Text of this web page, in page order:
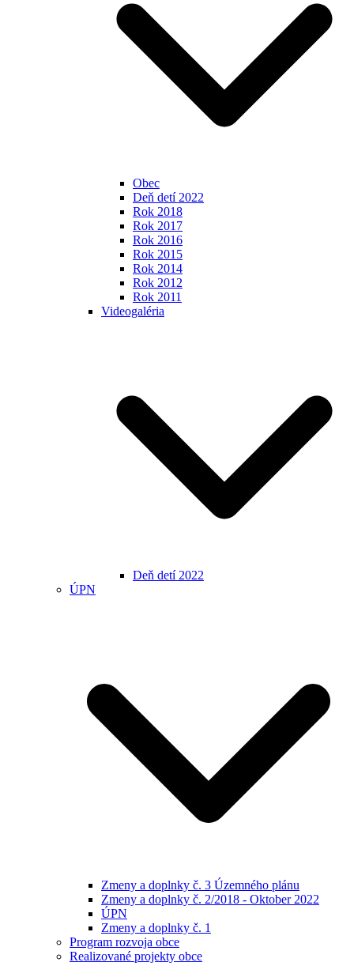
Obec
Deň detí 2022
Rok 2018
Rok 2017
Rok 2016
Rok 2015
Rok 2014
Rok 2012
Rok 2011
Videogaléria
Deň detí 2022
ÚPN
Zmeny a doplnky č. 3 Územného plánu
Zmeny a doplnky č. 2/2018 - Oktober 2022
ÚPN
Zmeny a doplnky č. 1
Program rozvoja obce
Realizované projekty obce